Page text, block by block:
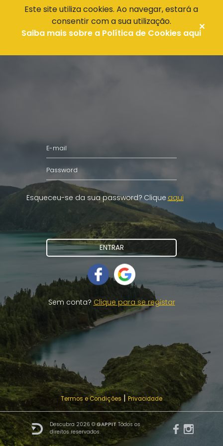
Este site utiliza cookies. Ao navegar, estará a
consentir com a sua utilização.
Saiba mais sobre a Política de Cookies aqui
O país que pensa conhecer.
Esqueceu-se da sua password? Clique aqui
ENTRAR
Sem conta? Clique para se registar
Termos e Condições | Privacidade
Descubra 2026 ©GAPPIT Todos os
direitos reservados.